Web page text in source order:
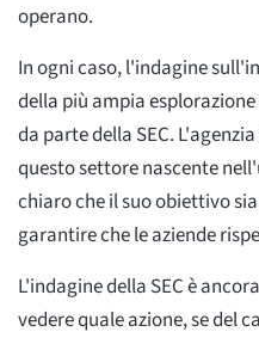
operano.
In ogni caso, l'indagine
della più ampia
da parte della SEC.
questo settore nascente
chiaro che il suo obiettivo
garantire che le aziende
L'indagine della SEC è
vedere quale azione, se del